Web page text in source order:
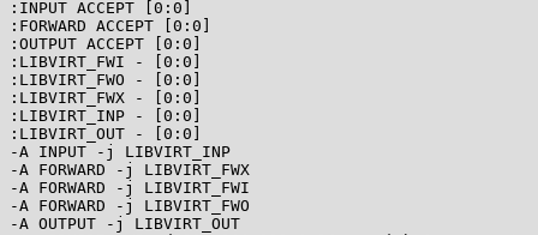
:INPUT ACCEPT [0:0]
:FORWARD ACCEPT [0:0]
:OUTPUT ACCEPT [0:0]
:LIBVIRT_FWI - [0:0]
:LIBVIRT_FWO - [0:0]
:LIBVIRT_FWX - [0:0]
:LIBVIRT_INP - [0:0]
:LIBVIRT_OUT - [0:0]
-A INPUT -j LIBVIRT_INP
-A FORWARD -j LIBVIRT_FWX
-A FORWARD -j LIBVIRT_FWI
-A FORWARD -j LIBVIRT_FWO
-A OUTPUT -j LIBVIRT_OUT